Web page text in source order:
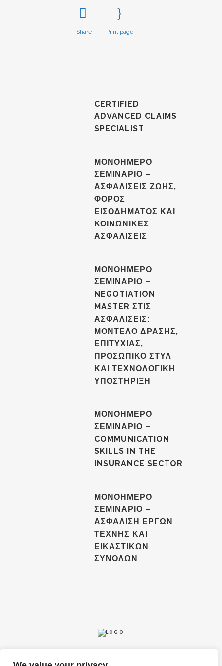
Share Print page
CERTIFIED
ADVANCED CLAIMS
SPECIALIST
ΜΟΝΟΗΜΕΡΟ
ΣΕΜΙΝΑΡΙΟ –
ΑΣΦΑΛΙΣΕΙΣ ΖΩΗΣ,
ΦΟΡΟΣ
ΕΙΣΟΔΗΜΑΤΟΣ ΚΑΙ
ΚΟΙΝΩΝΙΚΕΣ
ΑΣΦΑΛΙΣΕΙΣ
ΜΟΝΟΗΜΕΡΟ
ΣΕΜΙΝΑΡΙΟ –
NEGOTIATION
MASTER ΣΤΙΣ
ΑΣΦΑΛΙΣΕΙΣ:
ΜΟΝΤΕΛΟ ΔΡΑΣΗΣ,
ΕΠΙΤΥΧΙΑΣ,
ΠΡΟΣΩΠΙΚΟ ΣΤΥΛ
ΚΑΙ ΤΕΧΝΟΛΟΓΙΚΗ
ΥΠΟΣΤΗΡΙΞΗ
ΜΟΝΟΗΜΕΡΟ
ΣΕΜΙΝΑΡΙΟ –
COMMUNICATION
SKILLS IN THE
INSURANCE SECTOR
ΜΟΝΟΗΜΕΡΟ
ΣΕΜΙΝΑΡΙΟ –
ΑΣΦΑΛΙΣΗ ΕΡΓΩΝ
ΤΕΧΝΗΣ ΚΑΙ
ΕΙΚΑΣΤΙΚΩΝ
ΣΥΝΟΛΩΝ